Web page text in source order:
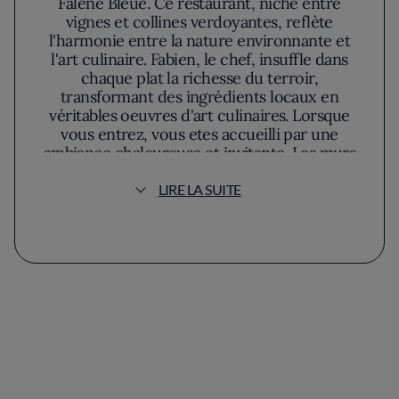
vignes et collines verdoyantes, reflète
l'harmonie entre la nature environnante et
l'art culinaire. Fabien, le chef, insuffle dans
chaque plat la richesse du terroir,
transformant des ingrédients locaux en
véritables oeuvres d'art culinaires. Lorsque
vous entrez, vous etes accueilli par une
ambiance chaleureuse et invitante. Les murs
vintage qui racontent des histoires
évoque tant le confort d'un foyer familial que
LIRE LA SUITE